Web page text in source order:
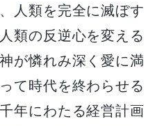
人類を完全に滅ぼす
類の反逆心を変える
が憐れみ深く愛に満
て時代を終わらせる
年にわたる経営計画